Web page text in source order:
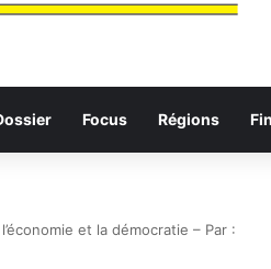
Focus Régions
et la démocratie – Par :